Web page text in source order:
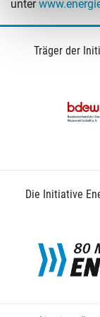
unter
Träger der
Die Initiative